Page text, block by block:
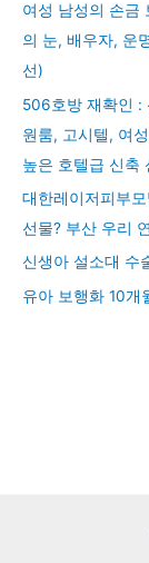
여성 남성의 손금
의 눈, 배우자, 운
선)
506호방 재확인 :
원룸, 고시텔, 여
높은 호텔급 신축
대한레이저피부
선물? 부산 우리
신생아 설소대 수
유아 보행화 10개